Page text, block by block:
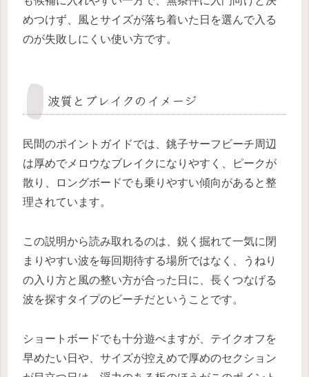
めつけず、風とサイズが落ち着いた日を選んで入る
のが失敗しにくい使い方です。
波質とブレイクのイメージ
民間のポイントガイドでは、銚子サーフビーチ周辺
は厚めでメロウなブレイクになりやすく、ピークが
散り、ロングボードでも乗りやすい傾向があると整
理されています。
この説明から読み取れるのは、鋭く掘れて一気に閉
まりやすい波を毎回期待する場所ではなく、うねり
の入り方と風の整い方が合った日に、長くつなげる
波を探すタイプのビーチだということです。
ショートボードでも十分遊べますが、テイクオフを
早めたい日や、サイズが控えめで厚めのセクション